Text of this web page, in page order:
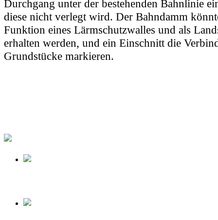
Durchgang unter der bestehenden Bahnlinie
diese nicht verlegt wird. Der Bahndamm
Funktion eines Lärmschutzwalles und als
erhalten werden, und ein Einschnitt die
Grundstücke markieren.